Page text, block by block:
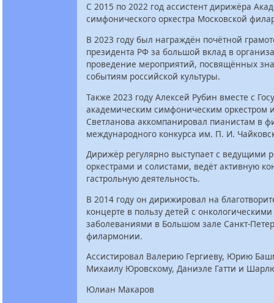
C 2015 по 2022 год ассистент дирижёра
симфонического оркестра Московской
В 2023 году был награждён почётной
президента РФ за большой вклад в
проведение мероприятий, посвящённых
событиям российской культуры.
Также 2023 году Алексей Рубин вместе с
академическим симфоническим оркестром
Светланова аккомпанировал пианистам в
международного конкурса им. П. И.
Дирижёр регулярно выступает с ведущими
оркестрами и солистами, ведёт активную
гастрольную деятельность.
В 2014 году он дирижировал на
концерте в пользу детей с онкологическими
заболеваниями в Большом зале Санкт-
филармонии.
Ассистировал Валерию Гергиеву, Юрию
Михаилу Юровскому, Даниэле Гатти и
Юлиан Макаров